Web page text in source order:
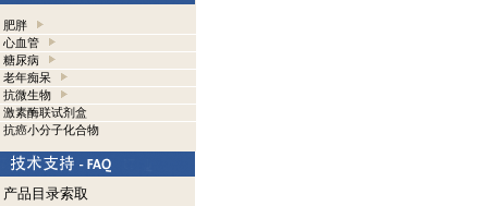
肥胖
心血管
糖尿病
老年痴呆
抗微生物
激素酶联试剂盒
抗癌小分子化合物
产品目录索取